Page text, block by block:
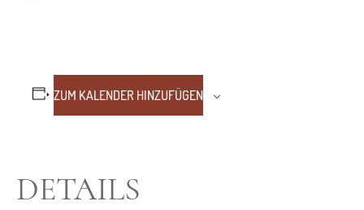
ZUM KALENDER HINZUFÜGEN
DETAILS